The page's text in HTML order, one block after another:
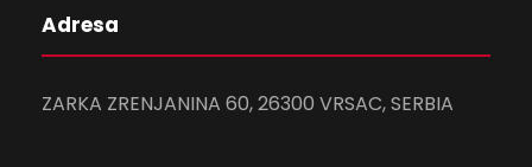
Adresa
ZARKA ZRENJANINA 60, 26300 VRSAC, SERBIA